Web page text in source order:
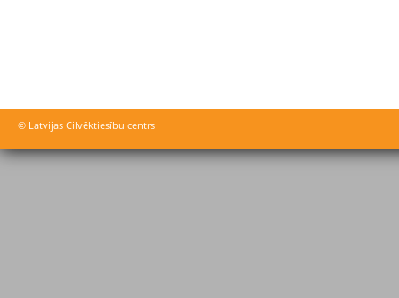
© Latvijas Cilvēktiesību centrs